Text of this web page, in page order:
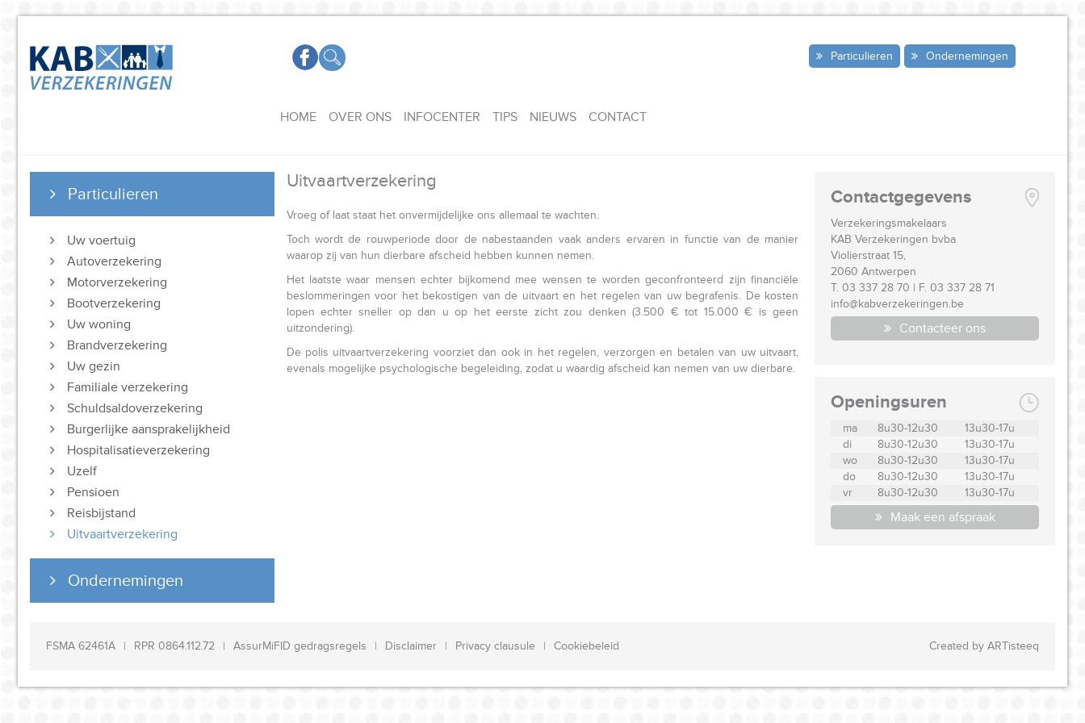
Particulieren Ondernemingen
HOME OVER ONS INFOCENTER TIPS NIEUWS CONTACT
Uitvaartverzekering
Vroeg of laat staat het onvermijdelijke ons allemaal te wachten.
Toch wordt de rouwperiode door de nabestaanden vaak anders ervaren in functie van de manier
waarop zij van hun dierbare afscheid hebben kunnen nemen.
Het laatste waar mensen echter bijkomend mee wensen te worden geconfronteerd zijn financiële
beslommeringen voor het bekostigen van de uitvaart en het regelen van uw begrafenis. De kosten
lopen echter sneller op dan u op het eerste zicht zou denken (3.500 € tot 15.000 € is geen
uitzondering).
De polis uitvaartverzekering voorziet dan ook in het regelen, verzorgen en betalen van uw uitvaart,
evenals mogelijke psychologische begeleiding, zodat u waardig afscheid kan nemen van uw dierbare.
Contactgegevens
Verzekeringsmakelaars
KAB Verzekeringen bvba
Violierstraat 15,
2060 Antwerpen
T. 03 337 28 70 | F. 03 337 28 71
info@kabverzekeringen.be
Contacteer ons
Openingsuren
ma 8u30-12u30
13u30-17u
di
8u30-12u30
13u30-17u
wo
8u30-12u30
13u30-17u
do
8u30-12u30
13u30-17u
vr
8u30-12u30 13u30-17u
Maak een afspraak
Particulieren
Uw voertuig
Autoverzekering
Motorverzekering
Bootverzekering
Uw woning
Brandverzekering
Uw gezin
Familiale verzekering
Schuldsaldoverzekering
Burgerlijke aansprakelijkheid
Hospitalisatieverzekering
Uzelf
Pensioen
Reisbijstand
Uitvaartverzekering
Ondernemingen
FSMA 62461A RPR 0864.112.72 AssurMiFID gedragsregels Disclaimer Privacy clausule Cookiebeleid Created by ARTisteeq